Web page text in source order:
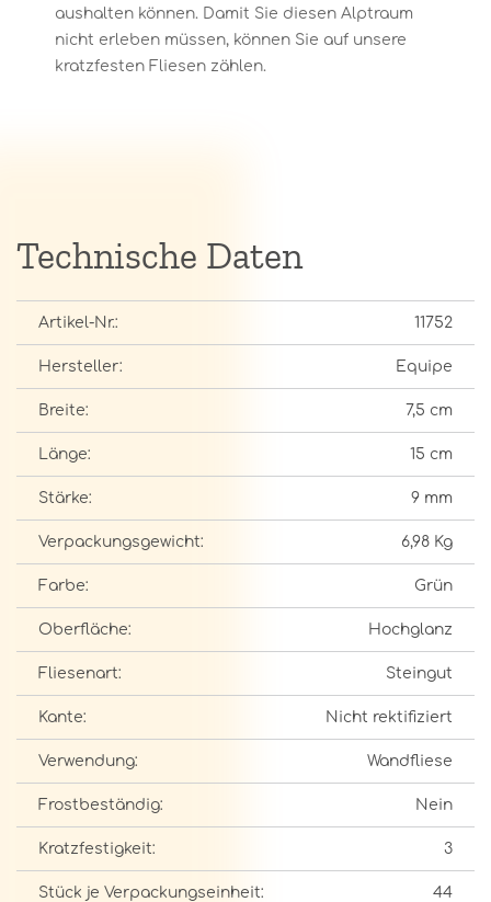
aushalten können. Damit Sie diesen Alptraum
nicht erleben müssen, können Sie auf unsere
kratzfesten Fliesen zählen.
Technische Daten
Artikel-Nr.: 11752
Hersteller: Equipe
Breite: 7,5 cm
Länge: 15 cm
Stärke: 9 mm
Verpackungsgewicht: 6,98 Kg
Farbe: Grün
Oberfläche: Hochglanz
Fliesenart: Steingut
Kante: Nicht rektifiziert
Verwendung: Wandfliese
Frostbeständig: Nein
Kratzfestigkeit: 3
Stück je Verpackungseinheit: 44